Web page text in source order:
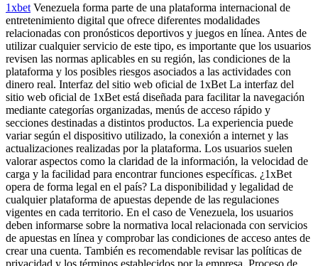
1xbet Venezuela forma parte de una plataforma internacional de
entretenimiento digital que ofrece diferentes modalidades
relacionadas con pronósticos deportivos y juegos en línea. Antes de
utilizar cualquier servicio de este tipo, es importante que los usuarios
revisen las normas aplicables en su región, las condiciones de la
plataforma y los posibles riesgos asociados a las actividades con
dinero real. Interfaz del sitio web oficial de 1xBet La interfaz del
sitio web oficial de 1xBet está diseñada para facilitar la navegación
mediante categorías organizadas, menús de acceso rápido y
secciones destinadas a distintos productos. La experiencia puede
variar según el dispositivo utilizado, la conexión a internet y las
actualizaciones realizadas por la plataforma. Los usuarios suelen
valorar aspectos como la claridad de la información, la velocidad de
carga y la facilidad para encontrar funciones específicas. ¿1xBet
opera de forma legal en el país? La disponibilidad y legalidad de
cualquier plataforma de apuestas depende de las regulaciones
vigentes en cada territorio. En el caso de Venezuela, los usuarios
deben informarse sobre la normativa local relacionada con servicios
de apuestas en línea y comprobar las condiciones de acceso antes de
crear una cuenta. También es recomendable revisar las políticas de
privacidad y los términos establecidos por la empresa. Proceso de